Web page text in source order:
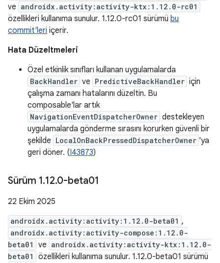
ve androidx.activity:activity-ktx:1.12.0-rc01
özellikleri kullanıma sunulur. 1.12.0-rc01 sürümü bu
commit'leri içerir.
Hata Düzeltmeleri
Özel etkinlik sınıfları kullanan uygulamalarda
BackHandler ve PredictiveBackHandler için
çalışma zamanı hatalarını düzeltin. Bu
composable'lar artık
NavigationEventDispatcherOwner destekleyen
uygulamalarda gönderme sırasını korurken güvenli bir
şekilde LocalOnBackPressedDispatcherOwner 'ya
geri döner. (I43873)
Sürüm 1.12.0-beta01
22 Ekim 2025
androidx.activity:activity:1.12.0-beta01 ,
androidx.activity:activity-compose:1.12.0-
beta01
ve androidx.activity:activity-ktx:1.12.0-
beta01
özellikleri kullanıma sunulur. 1.12.0-beta01 sürümü